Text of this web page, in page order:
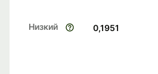
Низкий 0,1951